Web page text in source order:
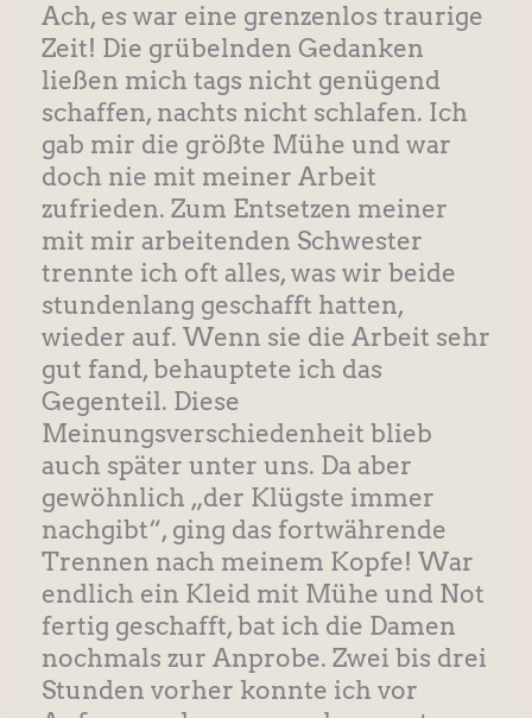
Ach, es war eine grenzenlos traurige
Zeit! Die grübelnden Gedanken
ließen mich tags nicht genügend
schaffen, nachts nicht schlafen. Ich
gab mir die größte Mühe und war
doch nie mit meiner Arbeit
zufrieden. Zum Entsetzen meiner
mit mir arbeitenden Schwester
trennte ich oft alles, was wir beide
stundenlang geschafft hatten,
wieder auf. Wenn sie die Arbeit sehr
gut fand, behauptete ich das
Gegenteil. Diese
Meinungsverschiedenheit blieb
auch später unter uns. Da aber
gewöhnlich „der Klügste immer
nachgibt“, ging das fortwährende
Trennen nach meinem Kopfe! War
endlich ein Kleid mit Mühe und Not
fertig geschafft, bat ich die Damen
nochmals zur Anprobe. Zwei bis drei
Stunden vorher konnte ich vor